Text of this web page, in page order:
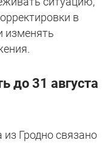
в
изменять
до 31 августа
Гродно связано